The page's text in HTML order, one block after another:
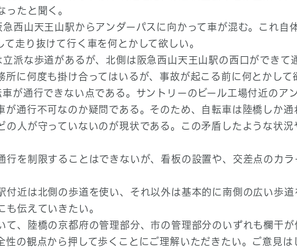
ったと聞く。
西山天王山駅からアンダーパスに向かって車が混む。これ自
て走り抜けて行く車を何とかして欲しい。
派な歩道があるが、北側は阪急西山天王山駅の西口ができて
所に何度も掛け合ってはいるが、事故が起こる前に何とかして
が通行できない点である。サントリーのビール工場付近のア
が通行不可なのか疑問である。そのため、自転車は陸橋しか
の人が守っていないのが現状である。この矛盾したような状況
行を制限することはできないが、看板の設置や、交差点のカ
付近は北側の歩道を使い、それ以外は基本的に南側の広い歩
も伝えていきたい。
て、陸橋の京都府の管理部分、市の管理部分のいずれも欄干
性の観点から押して歩くことにご理解いただきたい。ご意見は